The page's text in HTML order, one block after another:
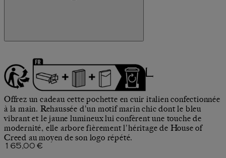
Étui en cuir 50 ml
Offrez un cadeau cette pochette en cuir italien confectionnée
à la main. Rehaussée d'un motif marin chic dont le bleu
vibrant et le jaune lumineux lui confèrent une touche de
modernité, elle arbore fièrement l'héritage de House of
Creed au moyen de son logo répété.
Prix actuel : 165,00 €.
165,00 €